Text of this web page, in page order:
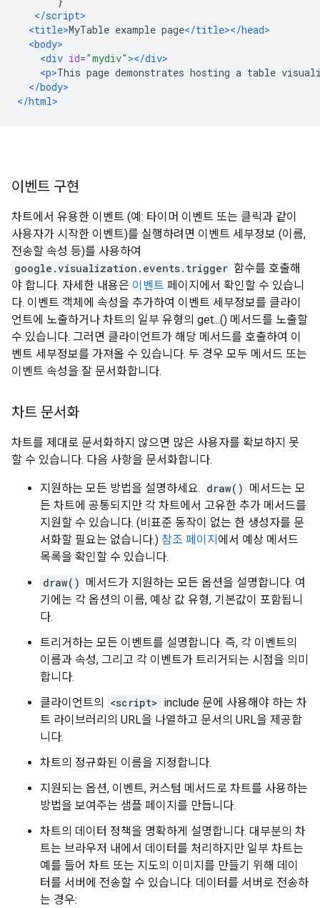
</script>
<title>MyTable example page</title></head>
<body>
<div id="mydiv" ></div>
<p>This page demonstrates hosting a table
</body>
</html>
이벤트 구현
차트에서 유용한 이벤트 (예: 타이머 이벤트 또는 클릭과 같이
사용자가 시작한 이벤트)를 실행하려면 이벤트 세부정보 (이름,
전송할 속성 등)를 사용하여
google.visualization.events.trigger 함수를 호출해
야 합니다. 자세한 내용은 이벤트 페이지에서 확인할 수 있습니
다. 이벤트 객체에 속성을 추가하여 이벤트 세부정보를 클라이
언트에 노출하거나 차트의 일부 유형의 get...() 메서드를 노출할
수 있습니다. 그러면 클라이언트가 해당 메서드를 호출하여 이
벤트 세부정보를 가져올 수 있습니다. 두 경우 모두 메서드 또는
이벤트 속성을 잘 문서화합니다.
차트 문서화
차트를 제대로 문서화하지 않으면 많은 사용자를 확보하지 못
할 수 있습니다. 다음 사항을 문서화합니다.
지원하는 모든 방법을 설명하세요. draw() 메서드는 모
든 차트에 공통되지만 각 차트에서 고유한 추가 메서드를
지원할 수 있습니다. (비표준 동작이 없는 한 생성자를 문
서화할 필요는 없습니다.) 참조 페이지 에서 예상 메서드
목록을 확인할 수 있습니다.
draw() 메서드가 지원하는 모든 옵션을 설명합니다. 여
기에는 각 옵션의 이름, 예상 값 유형, 기본값이 포함됩니
다.
트리거하는 모든 이벤트를 설명합니다. 즉, 각 이벤트의
이름과 속성, 그리고 각 이벤트가 트리거되는 시점을 의미
합니다.
클라이언트의
<script> include 문에 사용해야 하는 차
트 라이브러리의 URL을 나열하고 문서의 URL을 제공합
니다.
차트의 정규화된 이름을 지정합니다.
지원되는 옵션, 이벤트, 커스텀 메서드로 차트를 사용하는
방법을 보여주는 샘플 페이지를 만듭니다.
차트의 데이터 정책을 명확하게 설명합니다. 대부분의 차
트는 브라우저 내에서 데이터를 처리하지만 일부 차트는
예를 들어 차트 또는 지도의 이미지를 만들기 위해 데이
터를 서버에 전송할 수 있습니다. 데이터를 서버로 전송하
는 경우: